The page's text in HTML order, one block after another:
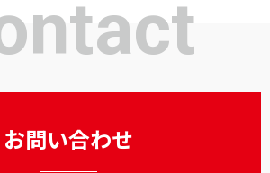
お問い合わせ